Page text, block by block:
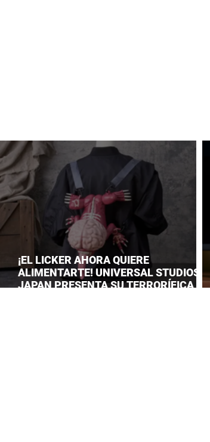
¡EL LICKER AHORA QUIERE
ALIMENTARTE! UNIVERSAL STUDIOS
JAPAN PRESENTA SU TERRORÍFICA